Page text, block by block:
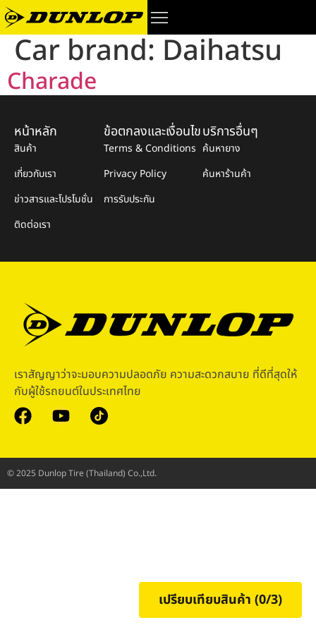
Car brand: Daihatsu
Charade
© 2025 Dunlop Tire (Thailand) Co.,Ltd.
เราสัญญาว่าจะมอบความปลอดภัย ความสะดวกสบาย ที่ดีที่สุดให้
กับผู้ใช้รถยนต์ในประเทศไทย
หน้าหลัก
สินค้า
เกี่ยวกับเรา
ข่าวสารและโปรโมชั่น
ติดต่อเรา
ข้อตกลงและเงื่อนไข
Terms & Conditions
Privacy Policy
การรับประกัน
บริการอื่นๆ
ค้นหายาง
ค้นหาร้านค้า
เปรียบเทียบสินค้า (0/3)